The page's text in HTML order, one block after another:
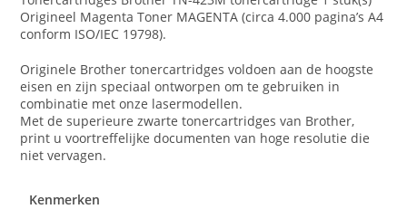
Origineel Magenta Toner MAGENTA (circa 4.000 pagina’s A4
conform ISO/IEC 19798).
Originele Brother tonercartridges voldoen aan de hoogste
eisen en zijn speciaal ontworpen om te gebruiken in
combinatie met onze lasermodellen.
Met de superieure zwarte tonercartridges van Brother,
print u voortreffelijke documenten van hoge resolutie die
niet vervagen.
Kenmerken